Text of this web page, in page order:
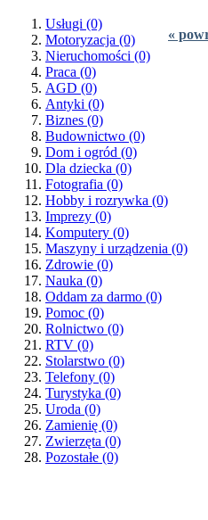
«
Usługi (0)
Motoryzacja (0)
Nieruchomości (0)
Praca (0)
AGD (0)
Antyki (0)
Biznes (0)
Budownictwo (0)
Dom i ogród (0)
Dla dziecka (0)
Fotografia (0)
Hobby i rozrywka (0)
Imprezy (0)
Komputery (0)
Maszyny i urządzenia (0)
Zdrowie (0)
Nauka (0)
Oddam za darmo (0)
Pomoc (0)
Rolnictwo (0)
RTV (0)
Stolarstwo (0)
Telefony (0)
Turystyka (0)
Uroda (0)
Zamienię (0)
Zwierzęta (0)
Pozostałe (0)